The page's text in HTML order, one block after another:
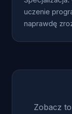
uczenie
naprawdę
Zobacz